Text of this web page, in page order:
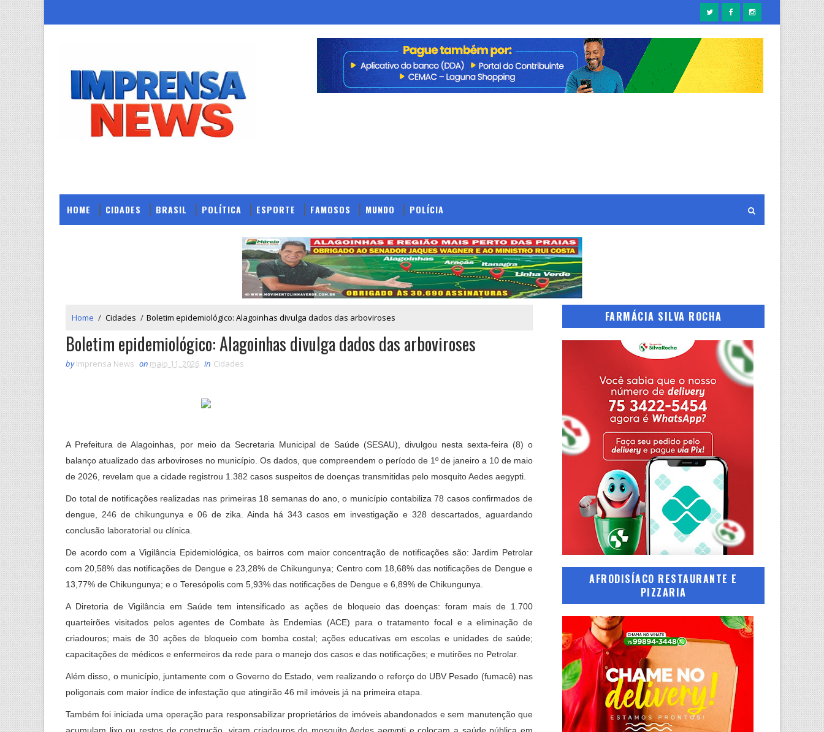
HOME CIDADES BRASIL POLÍTICA ESPORTE FAMOSOS MUNDO POLÍCIA
Home / Cidades / Boletim epidemiológico: Alagoinhas divulga dados das arboviroses
Boletim epidemiológico: Alagoinhas divulga dados das arboviroses
by Imprensa News on maio 11, 2026 in Cidades
A Prefeitura de Alagoinhas, por meio da Secretaria Municipal de Saúde (SESAU), divulgou nesta sexta-feira (8) o
balanço atualizado das arboviroses no município. Os dados, que compreendem o período de 1º de janeiro a 10 de maio
de 2026, revelam que a cidade registrou 1.382 casos suspeitos de doenças transmitidas pelo mosquito Aedes aegypti.
Do total de notificações realizadas nas primeiras 18 semanas do ano, o município contabiliza 78 casos confirmados de
dengue, 246 de chikungunya e 06 de zika. Ainda há 343 casos em investigação e 328 descartados, aguardando
conclusão laboratorial ou clínica.
De acordo com a Vigilância Epidemiológica, os bairros com maior concentração de notificações são: Jardim Petrolar
com 20,58% das notificações de Dengue e 23,28% de Chikungunya; Centro com 18,68% das notificações de Dengue e
13,77% de Chikungunya; e o Teresópolis com 5,93% das notificações de Dengue e 6,89% de Chikungunya.
A Diretoria de Vigilância em Saúde tem intensificado as ações de bloqueio das doenças: foram mais de 1.700
quarteirões visitados pelos agentes de Combate às Endemias (ACE) para o tratamento focal e a eliminação de
criadouros; mais de 30 ações de bloqueio com bomba costal; ações educativas em escolas e unidades de saúde;
capacitações de médicos e enfermeiros da rede para o manejo dos casos e das notificações; e mutirões no Petrolar.
Além disso, o município, juntamente com o Governo do Estado, vem realizando o reforço do UBV Pesado (fumacê) nas
poligonais com maior índice de infestação que atingirão 46 mil imóveis já na primeira etapa.
Também foi iniciada uma operação para responsabilizar proprietários de imóveis abandonados e sem manutenção que
FARMÁCIA SILVA ROCHA
AFRODISÍACO RESTAURANTE E
PIZZARIA